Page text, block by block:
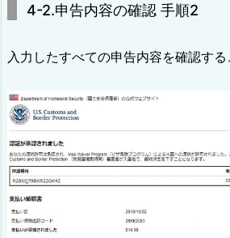
4-2.申告内容の確認 手順2
入力したすべての申告内容を確認する